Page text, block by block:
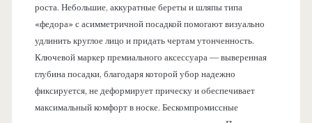
роста. Небольшие, аккуратные береты и шляпы типа
«федора» с асимметричной посадкой помогают визуально
удлинить круглое лицо и придать чертам утонченность.
Ключевой маркер премиального аксессуара — выверенная
глубина посадки, благодаря которой убор надежно
фиксируется, не деформирует прическу и обеспечивает
максимальный комфорт в носке. Бескомпромиссные